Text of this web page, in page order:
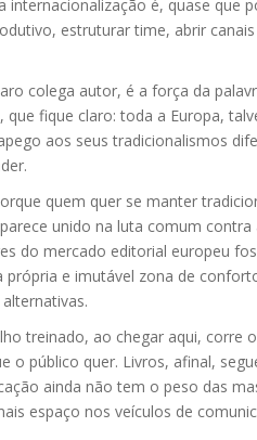
internacionalização é, quase que
estruturar time, abrir
colega autor, é a força da
que fique claro: toda a Europa,
aos seus tradicionalismos
quem quer se manter
unido na luta comum contra
do mercado editorial europeu
própria e imutável zona de
treinado, ao chegar aqui, corre
o público quer. Livros, afinal,
ainda não tem o peso das
espaço nos veículos de